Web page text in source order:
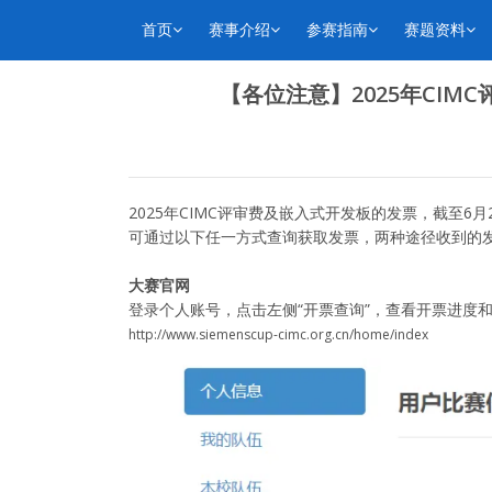
首页 赛事介绍 参赛指南 赛题资料
【各位注意】2025年
2025年CIMC评审费及嵌入式开发板的发票，截至6
可通过以下任一方式查询获取发票，两种途径收到的
大赛官网
登录个人账号，点击左侧“开票查询”，查看开票进度
http://www.siemenscup-cimc.org.cn/home/index